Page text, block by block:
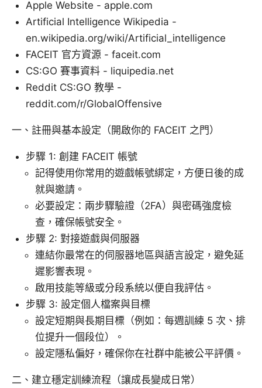
Apple Website - apple.com
Artificial Intelligence Wikipedia -
en.wikipedia.org/wiki/Artificial_intelligence
FACEIT 官方資源 - faceit.com
CS:GO 賽事資料 - liquipedia.net
Reddit CS:GO 教學 -
reddit.com/r/GlobalOffensive
一、註冊與基本設定（開啟你的 FACEIT 之門）
步驟 1: 創建 FACEIT 帳號
記得使用你常用的遊戲帳號綁定，方便日後的成
就與邀請。
必要設定：兩步驟驗證（2FA）與密碼強度檢
查，確保帳號安全。
步驟 2: 對接遊戲與伺服器
連結你最常在的伺服器地區與語言設定，避免延
遲影響表現。
啟用技能等級或分段系統以便自我評估。
步驟 3: 設定個人檔案與目標
設定短期與長期目標（例如：每週訓練 5 次、排
位提升一個段位）。
設定隱私偏好，確保你在社群中能被公平評價。
二、建立穩定訓練流程（讓成長變成日常）